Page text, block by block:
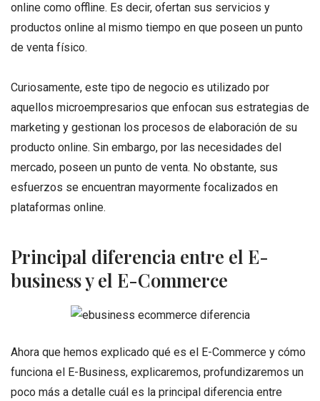
online como offline. Es decir, ofertan sus servicios y
productos online al mismo tiempo en que poseen un punto
de venta físico.
Curiosamente, este tipo de negocio es utilizado por
aquellos microempresarios que enfocan sus estrategias de
marketing y gestionan los procesos de elaboración de su
producto online. Sin embargo, por las necesidades del
mercado, poseen un punto de venta. No obstante, sus
esfuerzos se encuentran mayormente focalizados en
plataformas online.
Principal diferencia entre el E-
business y el E-Commerce
Ahora que hemos explicado qué es el E-Commerce y cómo
funciona el E-Business, explicaremos, profundizaremos un
poco más a detalle cuál es la principal diferencia entre